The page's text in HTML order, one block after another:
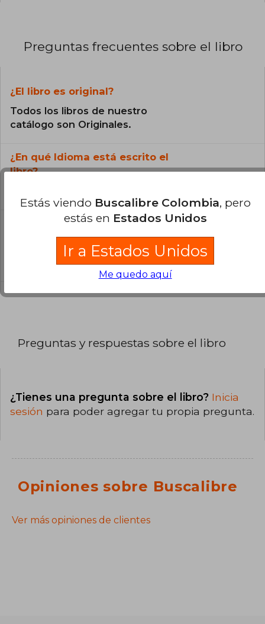
Preguntas frecuentes sobre el libro
¿El libro es original?
Todos los libros de nuestro
catálogo son Originales.
¿En qué Idioma está escrito el
libro?
La encuadernación de esta edición es Tapa
Preguntas y respuestas sobre el libro
¿Tienes una pregunta sobre el libro? Inicia
sesión para poder agregar tu propia pregunta.
Opiniones sobre Buscalibre
Ver más opiniones de clientes
Estás viendo Buscalibre Colombia, pero
estás en Estados Unidos
Ir a Estados Unidos
Me quedo aquí